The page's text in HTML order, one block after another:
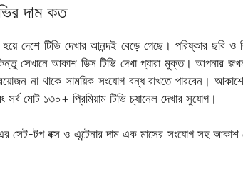
দাম কত
দেশে টিভি দেখার আনন্দই বেড়ে গেছে। পরিষ্কার ছবি
সেখানে আকাশ ডিস টিভি দেখা প্যারা মুক্ত। আপনার
না থাকে সাময়িক সংযোগ বন্ধ রাখতে পারবেন।
সর্ব মোট ১৩০+ প্রিমিয়াম টিভি চ্যানেল দেখার সুযোগ।
সেট-টপ বক্স ও এন্টেনার দাম এক মাসের সংযোগ সহ আকাশ